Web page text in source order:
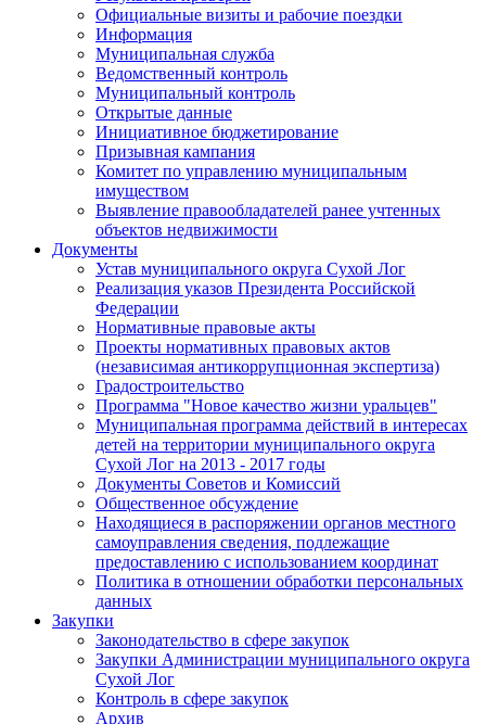
Официальные визиты и рабочие поездки
Информация
Муниципальная служба
Ведомственный контроль
Муниципальный контроль
Открытые данные
Инициативное бюджетирование
Призывная кампания
Комитет по управлению муниципальным
имуществом
Выявление правообладателей ранее учтенных
объектов недвижимости
Документы
Устав муниципального округа Сухой Лог
Реализация указов Президента Российской
Федерации
Нормативные правовые акты
Проекты нормативных правовых актов
(независимая антикоррупционная экспертиза)
Градостроительство
Программа "Новое качество жизни уральцев"
Муниципальная программа действий в интересах
детей на территории муниципального округа
Сухой Лог на 2013 - 2017 годы
Документы Советов и Комиссий
Общественное обсуждение
Находящиеся в распоряжении органов местного
самоуправления сведения, подлежащие
предоставлению с использованием координат
Политика в отношении обработки персональных
данных
Закупки
Законодательство в сфере закупок
Закупки Администрации муниципального округа
Сухой Лог
Контроль в сфере закупок
Архив